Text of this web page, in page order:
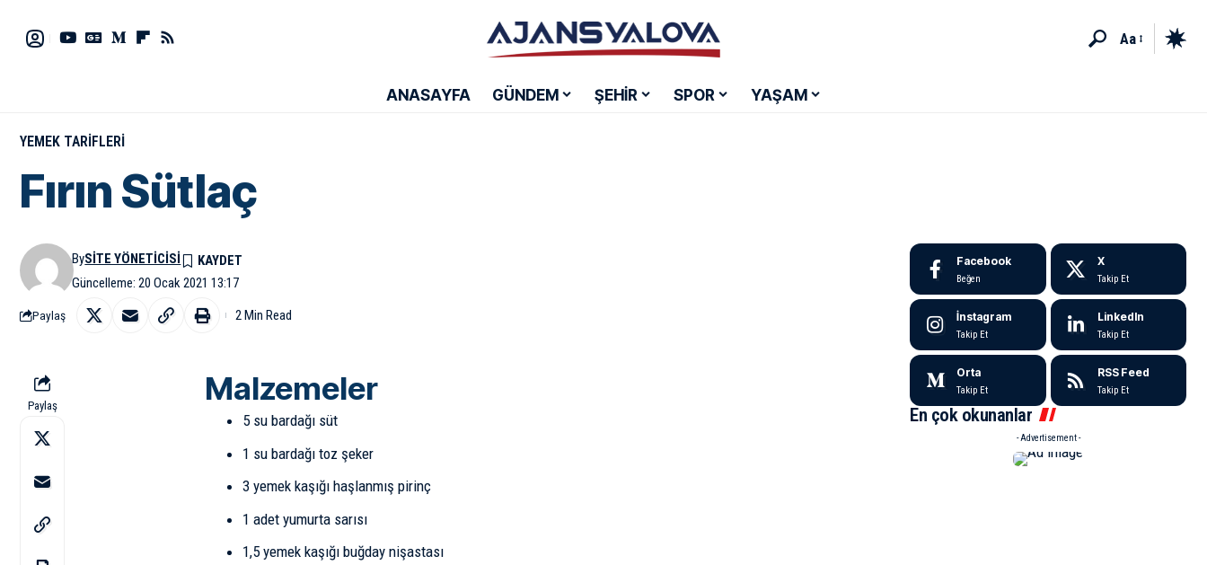
Aa
ANASAYFA GÜNDEM ŞEHİR SPOR YAŞAM
YEMEK TARIFLERI
Fırın Sütlaç
Güncelleme: 20 Ocak 2021 13:17
BySITE YÖNETICISI
Paylaş 2 Min Read
Paylaş Malzemeler
5 su bardağı süt
1 su bardağıtoz şeker
3 yemek kaşığıhaşlanmış pirinç
1 adetyumurta sarısı
1,5 yemek kaşığıbuğday nişastası
Facebook
Beğen
X
Takip Et
İnstagram
Takip Et
LinkedIn
Takip Et
Orta
Takip Et
RSS Feed
Takip Et
En çok okunanlar
- Advertisement -